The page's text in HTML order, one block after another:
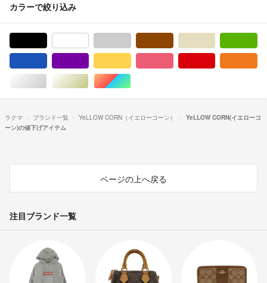
カラーで絞り込み
シルバー/銀色系ゴールド/金色系マルチカラー
ラクマ ブランド一覧 YeLLOW CORN（イエローコーン）
YeLLOW CORN(イエローコ
ーン)の値下げアイテム
ページの上へ戻る
注目ブランド一覧